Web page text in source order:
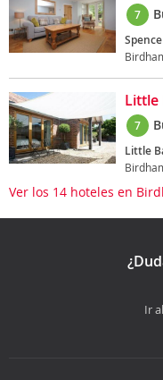
7
Little
7
Little
Ver los 14 hoteles en
Ir